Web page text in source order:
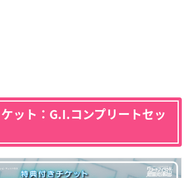
ット：G.I.コンプリートセッ